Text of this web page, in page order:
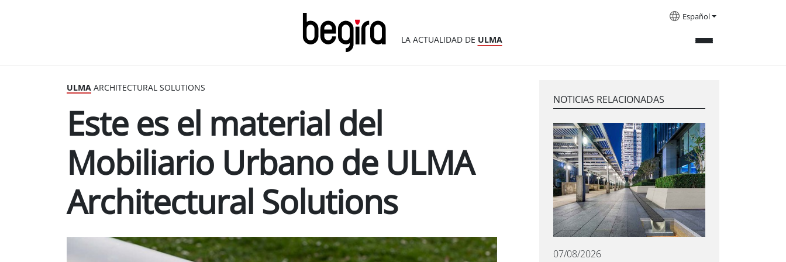
LA ACTUALIDAD DE ULMA
Español
ULMA ARCHITECTURAL SOLUTIONS
Este es el material del
Mobiliario Urbano de ULMA
Architectural Solutions
NOTICIAS RELACIONADAS
07/08/2026